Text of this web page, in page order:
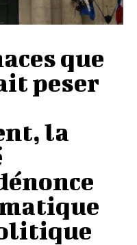
que
peser
la